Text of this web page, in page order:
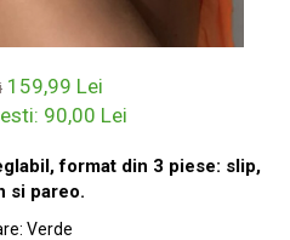
159,99 Lei
90,00 Lei
format din 3 piese: slip,
si pareo.
: Verde